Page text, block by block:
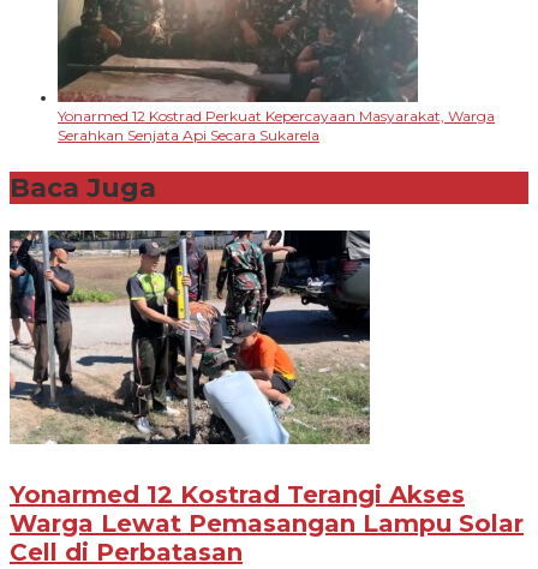
Yonarmed 12 Kostrad Perkuat Kepercayaan Masyarakat, Warga
Serahkan Senjata Api Secara Sukarela
Baca Juga
Yonarmed 12 Kostrad Terangi Akses
Warga Lewat Pemasangan Lampu Solar
Cell di Perbatasan